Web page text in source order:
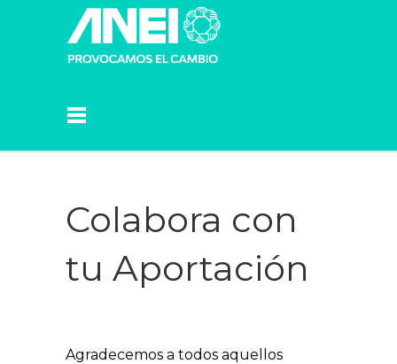
Colabora con
tu Aportación
Agradecemos a todos aquellos